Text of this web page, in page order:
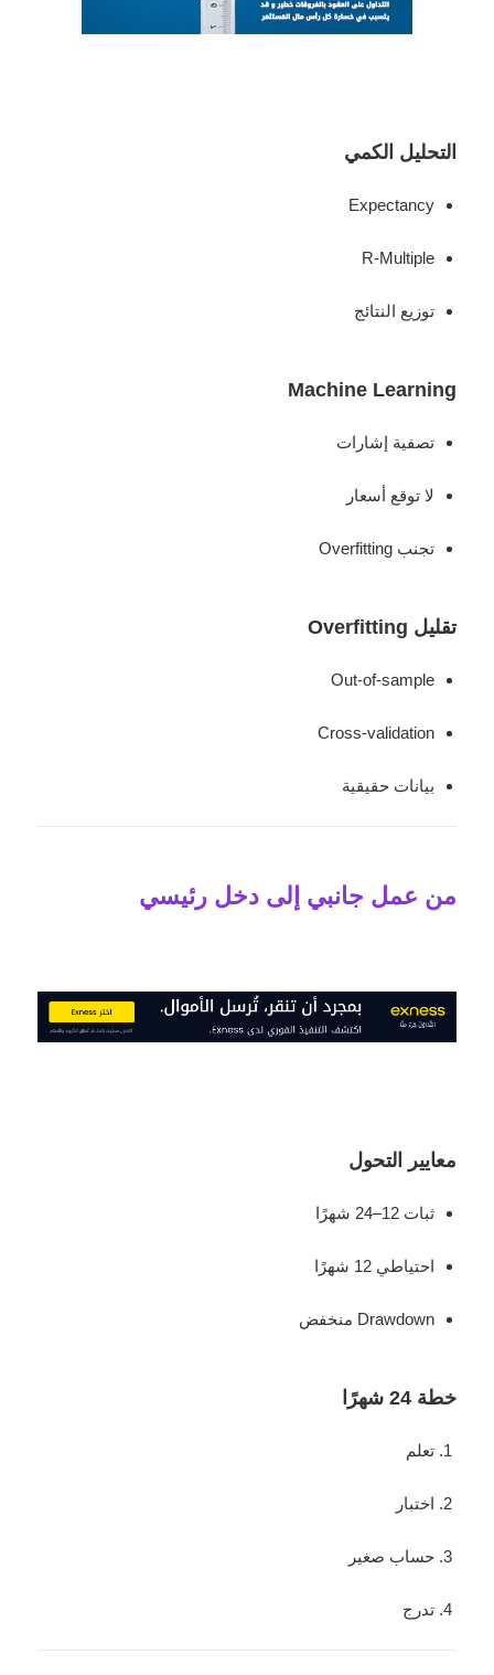
التحليل الكمي
Expectancy
R-Multiple
توزيع النتائج
Machine Learning
تصفية إشارات
لا توقع أسعار
تجنب Overfitting
تقليل Overfitting
Out-of-sample
Cross-validation
بيانات حقيقية
من عمل جانبي إلى دخل رئيسي
معايير التحول
ثبات 12–24 شهرًا
احتياطي 12 شهرًا
Drawdown منخفض
خطة 24 شهرًا
تعلم
اختبار
حساب صغير
تدرج